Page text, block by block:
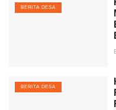
BERITA DESA
BERITA DESA